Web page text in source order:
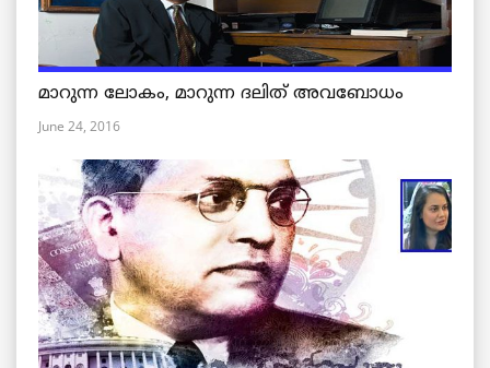
മാറുന്ന ലോകം, മാറുന്ന ദലിത് അവബോധം
June 24, 2016